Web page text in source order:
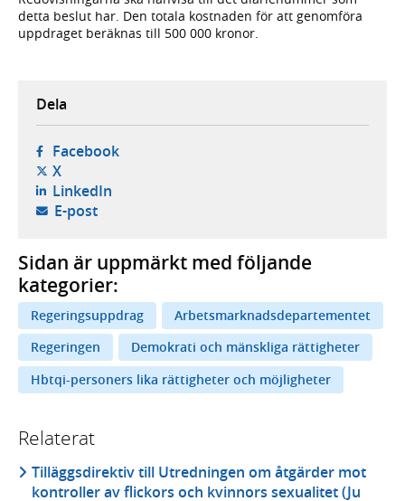
detta beslut har. Den totala kostnaden för att genomföra
uppdraget beräknas till 500 000 kronor.
Dela
Facebook- öppnas i ny flik, extern webbplats,
X- öppnas i ny flik, extern webbplats,
LinkedIn- öppnas i ny flik, extern webbplats,
E-post- öppnar din e-postklient,
Sidan är uppmärkt med följande
kategorier:
Regeringsuppdrag
Arbetsmarknadsdepartementet
Regeringen
Demokrati och mänskliga rättigheter
Hbtqi-personers lika rättigheter och möjligheter
Relaterat
Tilläggsdirektiv till Utredningen om åtgärder mot
kontroller av flickors och kvinnors sexualitet (Ju